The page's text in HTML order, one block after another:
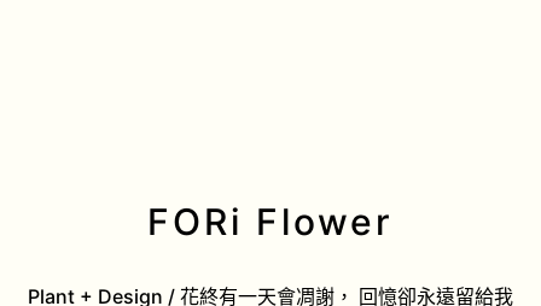
FORi Flower
Plant + Design / 花終有一天會凋謝， 回憶卻永遠留給我